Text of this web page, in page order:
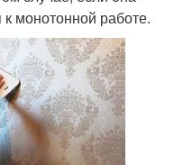
монотонной работе.